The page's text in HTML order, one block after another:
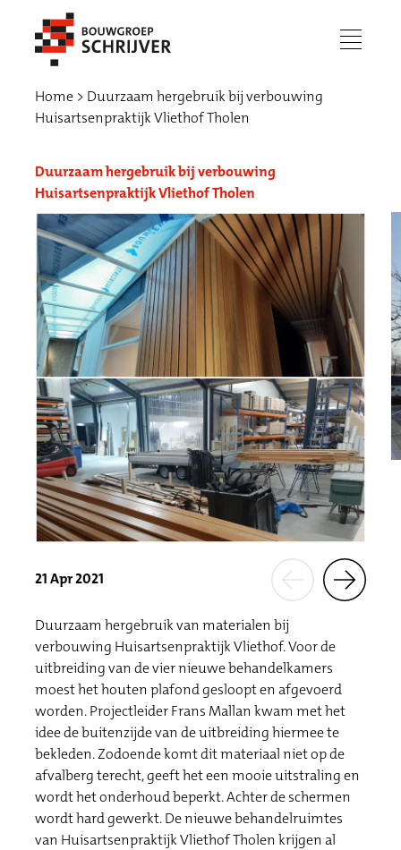
menu
Werken bij
Home
Duurzaam hergebruik bij verbouwing
Huisartsenpraktijk Vliethof Tholen
Duurzaam hergebruik bij verbouwing
Huisartsenpraktijk Vliethof Tholen
21 Apr 2021
Duurzaam hergebruik van materialen bij
verbouwing Huisartsenpraktijk Vliethof. Voor de
uitbreiding van de vier nieuwe behandelkamers
moest het houten plafond gesloopt en afgevoerd
worden. Projectleider Frans Mallan kwam met het
idee de buitenzijde van de uitbreiding hiermee te
bekleden. Zodoende komt dit materiaal niet op de
afvalberg terecht, geeft het een mooie uitstraling en
wordt het onderhoud beperkt. Achter de schermen
wordt hard gewerkt. De nieuwe behandelruimtes
van Huisartsenpraktijk Vliethof Tholen krijgen al